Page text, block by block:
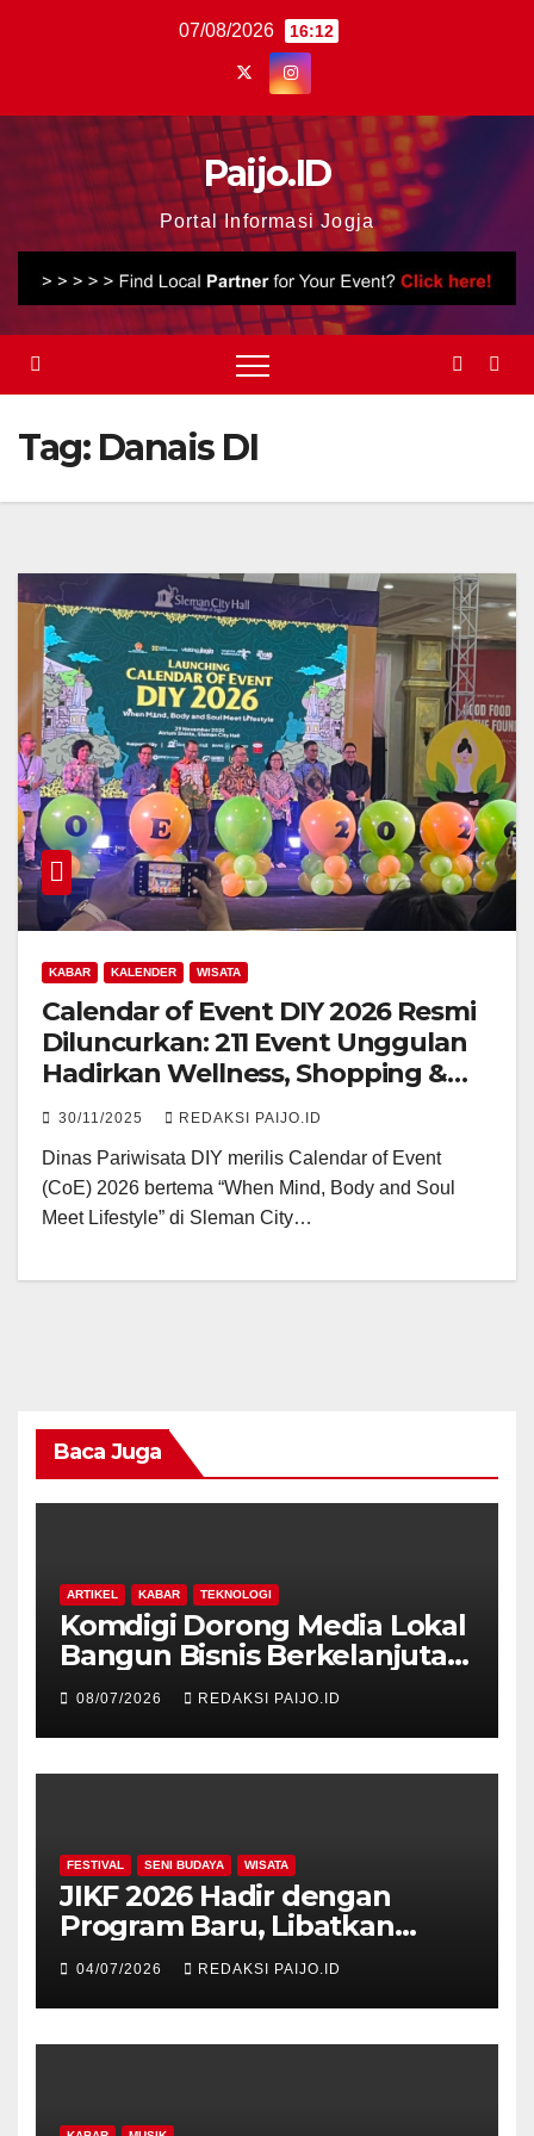
07/08/2026 16:12
Paijo.ID
Portal Informasi Jogja
Tag: Danais DI
KABAR KALENDER WISATA
Calendar of Event DIY 2026 Resmi
Diluncurkan: 211 Event Unggulan
Hadirkan Wellness, Shopping &
Lifestyle Tourism
30/11/2025 REDAKSI PAIJO.ID
Dinas Pariwisata DIY merilis Calendar of Event
(CoE) 2026 bertema “When Mind, Body and Soul
Meet Lifestyle” di Sleman City…
Baca Juga
ARTIKEL KABAR TEKNOLOGI
Komdigi Dorong Media Lokal
Bangun Bisnis Berkelanjutan
di Era Digital
08/07/2026 REDAKSI PAIJO.ID
FESTIVAL SENI BUDAYA WISATA
JIKF 2026 Hadir dengan
Program Baru, Libatkan
Delegasi dari 17 Negara dan
Ratusan Volunteer
04/07/2026 REDAKSI PAIJO.ID